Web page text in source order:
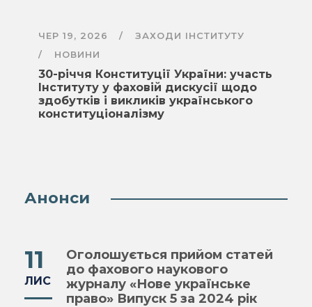
ЧЕР 19, 2026
ЗАХОДИ ІНСТИТУТУ
НОВИНИ
30-річчя Конституції України: участь
Інституту у фаховій дискусії щодо
здобутків і викликів українського
конституціоналізму
Анонси
11
ЛИС
Оголошується прийом статей
до фахового наукового
журналу «Нове українське
право» Випуск 5 за 2024 рік